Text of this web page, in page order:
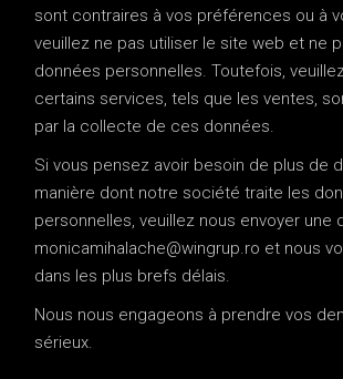
sont contraires à vos préférences ou à
veuillez ne pas utiliser le site web et ne
données personnelles. Toutefois,
certains services, tels que les ventes,
par la collecte de ces données.
Si vous pensez avoir besoin de plus de
manière dont notre société traite les
personnelles, veuillez nous envoyer une
monicamihalache@wingrup.ro et nous
dans les plus brefs délais.
Nous nous engageons à prendre vos
sérieux.